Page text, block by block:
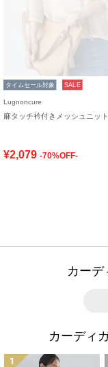
タイムセール対象 SALE
Lugnoncure
¥2,079 -70%OFF-
カーデ
カーディ
1